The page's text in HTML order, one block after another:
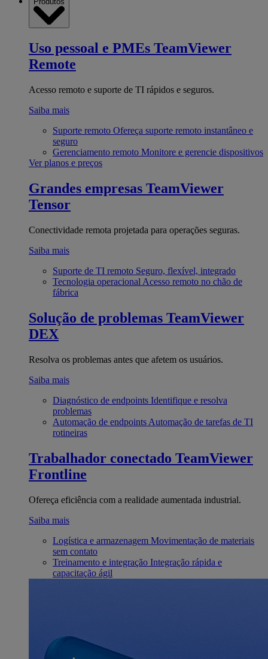
Uso pessoal e PMEs TeamViewer
Remote
Acesso remoto e suporte de TI rápidos e seguros.
Saiba mais
Suporte remoto Ofereça suporte remoto instantâneo e
seguro
Gerenciamento remoto Monitore e gerencie dispositivos
Ver planos e preços
Grandes empresas TeamViewer
Tensor
Conectividade remota projetada para operações seguras.
Saiba mais
Suporte de TI remoto Seguro, flexível, integrado
Tecnologia operacional Acesso remoto no chão de
fábrica
Solução de problemas TeamViewer
DEX
Resolva os problemas antes que afetem os usuários.
Saiba mais
Diagnóstico de endpoints Identifique e resolva
problemas
Automação de endpoints Automação de tarefas de TI
rotineiras
Trabalhador conectado TeamViewer
Frontline
Ofereça eficiência com a realidade aumentada industrial.
Saiba mais
Logística e armazenagem Movimentação de materiais
sem contato
Treinamento e integração Integração rápida e
capacitação ágil